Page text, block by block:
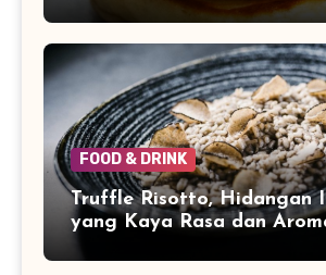
FOOD & DRINK
Truffle Risotto, Hidangan
yang Kaya Rasa dan